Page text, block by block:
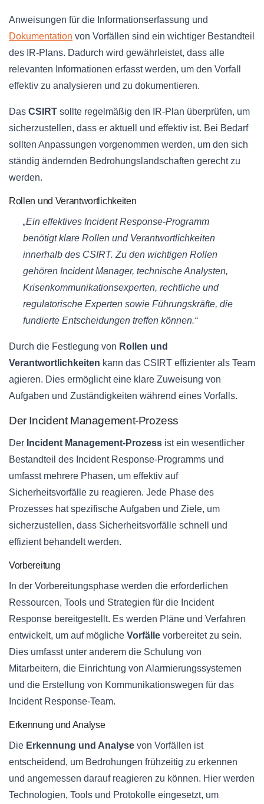
Anweisungen für die Informationserfassung und
Dokumentation von Vorfällen sind ein wichtiger Bestandteil
des IR-Plans. Dadurch wird gewährleistet, dass alle
relevanten Informationen erfasst werden, um den Vorfall
effektiv zu analysieren und zu dokumentieren.
Das CSIRT sollte regelmäßig den IR-Plan überprüfen, um
sicherzustellen, dass er aktuell und effektiv ist. Bei Bedarf
sollten Anpassungen vorgenommen werden, um den sich
ständig ändernden Bedrohungslandschaften gerecht zu
werden.
Rollen und Verantwortlichkeiten
„Ein effektives Incident Response-Programm
benötigt klare Rollen und Verantwortlichkeiten
innerhalb des CSIRT. Zu den wichtigen Rollen
gehören Incident Manager, technische Analysten,
Krisenkommunikationsexperten, rechtliche und
regulatorische Experten sowie Führungskräfte, die
fundierte Entscheidungen treffen können.“
Durch die Festlegung von Rollen und
Verantwortlichkeiten kann das CSIRT effizienter als Team
agieren. Dies ermöglicht eine klare Zuweisung von
Aufgaben und Zuständigkeiten während eines Vorfalls.
Der Incident Management-Prozess
Der Incident Management-Prozess ist ein wesentlicher
Bestandteil des Incident Response-Programms und
umfasst mehrere Phasen, um effektiv auf
Sicherheitsvorfälle zu reagieren. Jede Phase des
Prozesses hat spezifische Aufgaben und Ziele, um
sicherzustellen, dass Sicherheitsvorfälle schnell und
effizient behandelt werden.
Vorbereitung
In der Vorbereitungsphase werden die erforderlichen
Ressourcen, Tools und Strategien für die Incident
Response bereitgestellt. Es werden Pläne und Verfahren
entwickelt, um auf mögliche Vorfälle vorbereitet zu sein.
Dies umfasst unter anderem die Schulung von
Mitarbeitern, die Einrichtung von Alarmierungssystemen
und die Erstellung von Kommunikationswegen für das
Incident Response-Team.
Erkennung und Analyse
Die Erkennung und Analyse von Vorfällen ist
entscheidend, um Bedrohungen frühzeitig zu erkennen
und angemessen darauf reagieren zu können. Hier werden
Technologien, Tools und Protokolle eingesetzt, um